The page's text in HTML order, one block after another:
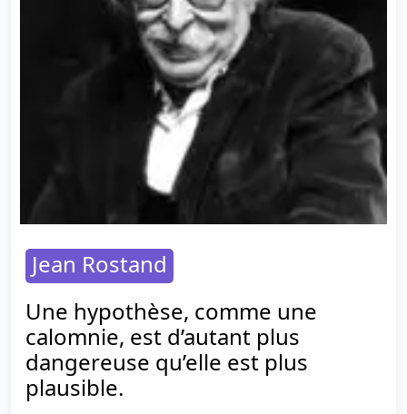
Jean Rostand
Une hypothèse, comme une
calomnie, est d’autant plus
dangereuse qu’elle est plus
plausible.